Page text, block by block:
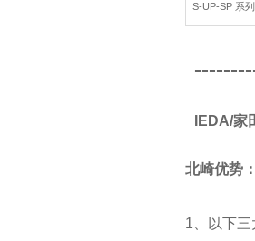
S-UP-SP 系列
IEDA/
北崎优势
1、以下